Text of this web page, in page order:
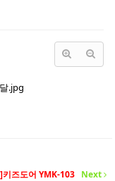
즈도어 YMK-103
Next